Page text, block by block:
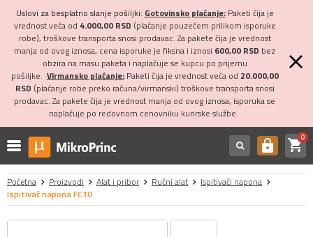
Uslovi za besplatno slanje pošiljki: Gotovinsko plaćanje:Paketi čija je
vrednost veća od 4.000,00 RSD (plaćanje pouzećem prilikom isporuke
robe), troškove transporta snosi prodavac. Za pakete čija je vrednost
manja od ovog iznosa, cena isporuke je fiksna i iznosi 600,00 RSD bez
obzira na masu paketa i naplaćuje se kupcu po prijemu
pošiljke. Virmansko plaćanje:Paketi čija je vrednost veća od 20.000,00
RSD (plaćanje robe preko računa/virmanski) troškove transporta snosi
prodavac. Za pakete čija je vrednost manja od ovog iznosa, isporuka se
naplaćuje po redovnom cenovniku kurirske službe.
https shopping_cart0
Početna Proizvodi Alat i pribor Ručni alat
Ispitivači napona
Ispitivač napona FC10